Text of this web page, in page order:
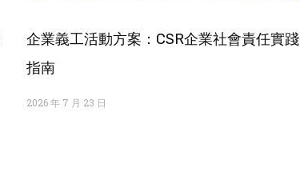
企業義工活動方案：CSR企業社會責任實踐
指南
2026 年 7 月 23 日